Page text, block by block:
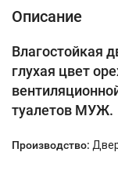
Описание
Влагостойкая
глухая цвет
туалетов МУЖ.
Производство: